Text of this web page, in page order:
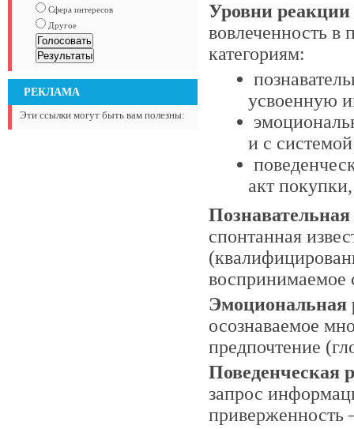
Сфера интересов
Другое
РЕКЛАМА
Эти ссылки могут быть вам полезны:
Уровни реакции
вовлеченность в
категориям:
усвоенную
и с
акт
спонтанная
воспринимаемое
Эмоциональная
осознаваемое
предпочтение
Поведенческая
запрос
приверженность